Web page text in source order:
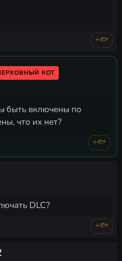
+🐟
КОТ
быть включены по
что их нет?
+🐟
DLC?
+🐟